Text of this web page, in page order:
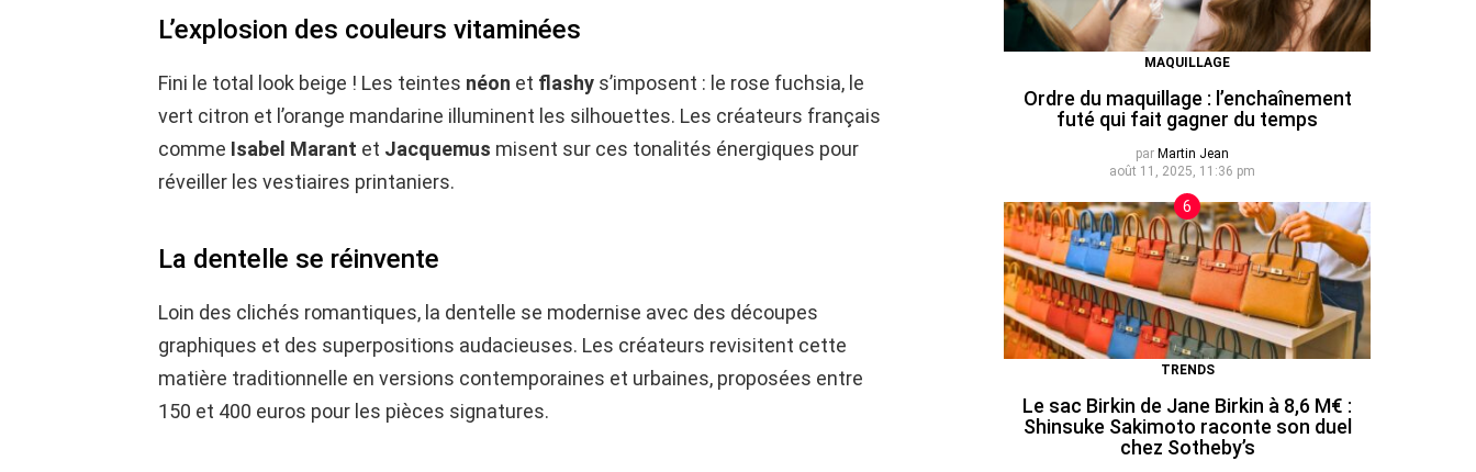
L’explosion des couleurs vitaminées
Fini le total look beige ! Les teintes néon et flashy s’imposent : le rose fuchsia, le
vert citron et l’orange mandarine illuminent les silhouettes. Les créateurs français
comme Isabel Marant et Jacquemus misent sur ces tonalités énergiques pour
réveiller les vestiaires printaniers.
La dentelle se réinvente
Loin des clichés romantiques, la dentelle se modernise avec des découpes
graphiques et des superpositions audacieuses. Les créateurs revisitent cette
matière traditionnelle en versions contemporaines et urbaines, proposées entre
150 et 400 euros pour les pièces signatures.
MAQUILLAGE
Ordre du maquillage : l’enchaînement
futé qui fait gagner du temps
par Martin Jean
août 11, 2025, 11:36 pm
TRENDS
Le sac Birkin de Jane Birkin à 8,6 M€ :
Shinsuke Sakimoto raconte son duel
chez Sotheby’s